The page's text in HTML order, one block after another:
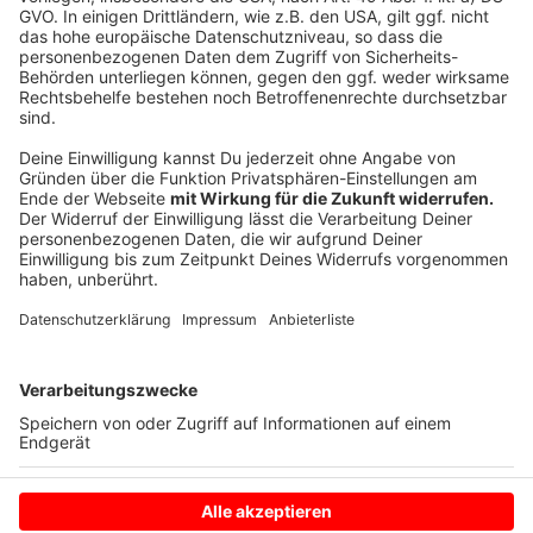
sammeln. Bitte lesen Sie die
Details durch und stimmen Sie der
Nutzung des Service zu, um dieses
Video anzusehen.
Mehr Informationen
Akzeptieren
powered byUsercentrics Consent
Wie laut Windräder im Vergleich wirklich sind zeigt Dir
dieses Video:
Anzeige
Anzeige